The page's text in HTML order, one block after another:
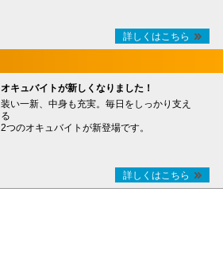
詳しくはこちら
オキュバイトが新しくなりました！
装い一新、中身も充実。毎日をしっかり支え
る
2つのオキュバイトが新登場です。
詳しくはこちら